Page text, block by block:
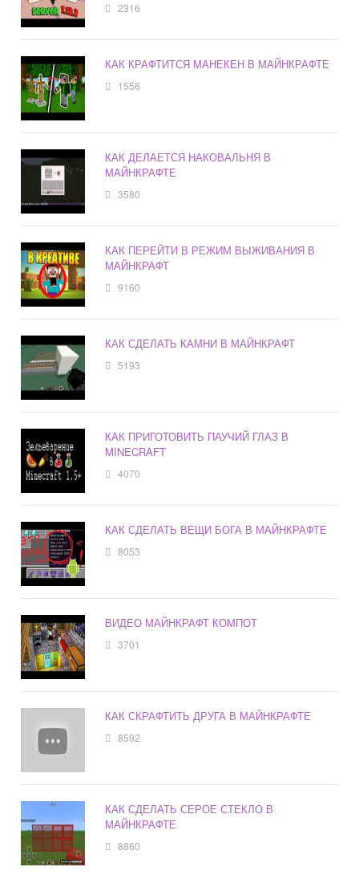
2316
КАК КРАФТИТСЯ МАНЕКЕН В МАЙНКРАФТЕ
1556
КАК ДЕЛАЕТСЯ НАКОВАЛЬНЯ В
МАЙНКРАФТЕ
3580
КАК ПЕРЕЙТИ В РЕЖИМ ВЫЖИВАНИЯ В
МАЙНКРАФТ
9160
КАК СДЕЛАТЬ КАМНИ В МАЙНКРАФТ
5193
КАК ПРИГОТОВИТЬ ПАУЧИЙ ГЛАЗ В
MINECRAFT
4070
КАК СДЕЛАТЬ ВЕЩИ БОГА В МАЙНКРАФТЕ
8053
ВИДЕО МАЙНКРАФТ КОМПОТ
3701
КАК СКРАФТИТЬ ДРУГА В МАЙНКРАФТЕ
8592
КАК СДЕЛАТЬ СЕРОЕ СТЕКЛО В
МАЙНКРАФТЕ
8860